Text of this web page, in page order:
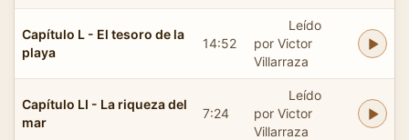
Capítulo L - El tesoro de la
playa
14:52
Leído
por Victor
Villarraza
Capítulo LI - La riqueza del
mar
7:24
Leído
por Victor
Villarraza